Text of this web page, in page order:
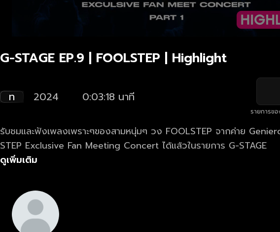
G-STAGE EP.9 | FOOLSTEP | Highlight
ท 2024 0:03:18 นาที
รายการข
รับชมและฟังเพลงเพราะๆของสามหนุ่มๆ วง FOOLSTEP จากค่าย Genierock ใน FOOL
STEP Exclusive Fan Meeting Concert ได้แล้วในรายการ G-STAGE
ดูเพิ่มเติม